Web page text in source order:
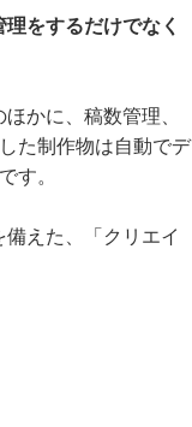
をするだけでなく
かに、稿数管理、
た制作物は自動でデ
す。
えた、「クリエイ